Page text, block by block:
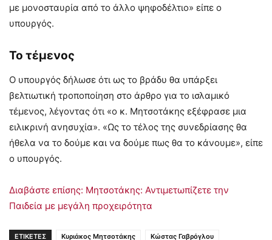
με μονοσταυρία από το άλλο ψηφοδέλτιο» είπε ο
υπουργός.
Το τέμενος
Ο υπουργός δήλωσε ότι ως το βράδυ θα υπάρξει
βελτιωτική τροποποίηση στο άρθρο για το ισλαμικό
τέμενος, λέγοντας ότι «ο κ. Μητσοτάκης εξέφρασε μια
ειλικρινή ανησυχία». «Ως το τέλος της συνεδρίασης θα
ήθελα να το δούμε και να δούμε πως θα το κάνουμε», είπε
ο υπουργός.
Διαβάστε επίσης: Μητσοτάκης: Αντιμετωπίζετε την
Παιδεία με μεγάλη προχειρότητα
ΕΤΙΚΕΤΕΣ Κυριάκος Μητσοτάκης Κώστας Γαβρόγλου